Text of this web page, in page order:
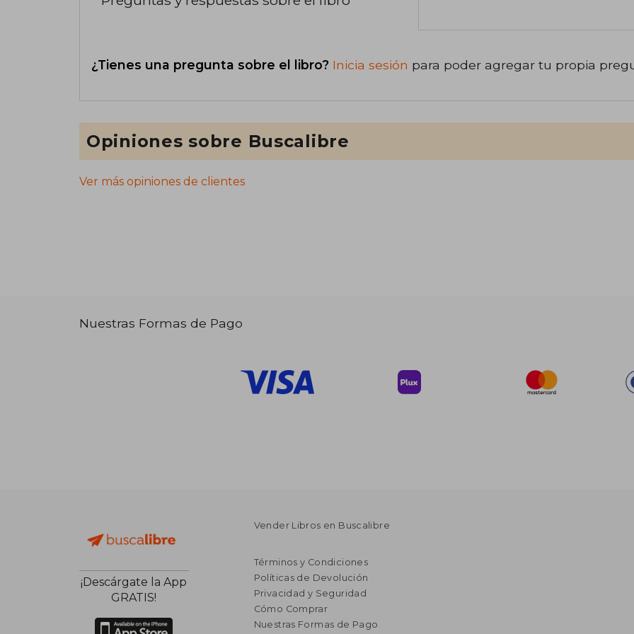
¿Tienes una pregunta sobre el libro? Inicia sesión para poder agregar tu propia
Opiniones sobre Buscalibre
Ver más opiniones de clientes
Nuestras Formas de Pago
¡Descárgate la App
GRATIS!
Vender Libros en Buscalibre
Términos y Condiciones
Políticas de Devolución
Privacidad y Seguridad
Cómo Comprar
Nuestras Formas de Pago